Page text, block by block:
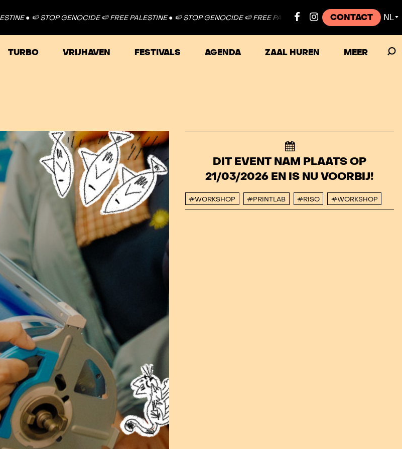
🍉 STOP GENOCIDE 🍉 FREE PALESTINE ● 🍉 STOP GENOCIDE 🍉 FREE PALESTINE ● 🍉 STOP GENOCIDE 🍉 FREE
CONTACT NL ▼
TURBO VRIJHAVEN FESTIVALS AGENDA ZAAL HUREN MEER
DIT EVENT NAM PLAATS OP
21/03/2026 EN IS NU VOORBIJ!
#WORKSHOP #PRINTLAB #RISO #WORKSHOP